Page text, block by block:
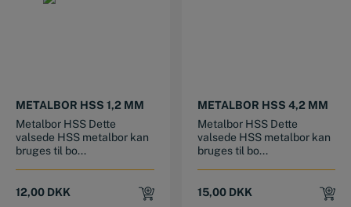
METALBOR HSS 1,2 MM
Metalbor HSS Dette
valsede HSS metalbor kan
bruges til bo...
12,00 DKK
METALBOR HSS 4,2 MM
Metalbor HSS Dette
valsede HSS metalbor kan
bruges til bo...
15,00 DKK